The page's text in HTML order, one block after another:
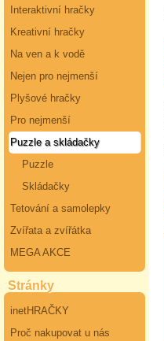
Interaktivní hračky
Kreativní hračky
Na ven a k vodě
Nejen pro nejmenší
Plyšové hračky
Pro nejmenší
Puzzle a skládačky
Puzzle
Skládačky
Tetování a samolepky
Zvířata a zvířátka
MEGA AKCE
Stránky
inetHRAČKY
Proč nakupovat u nás